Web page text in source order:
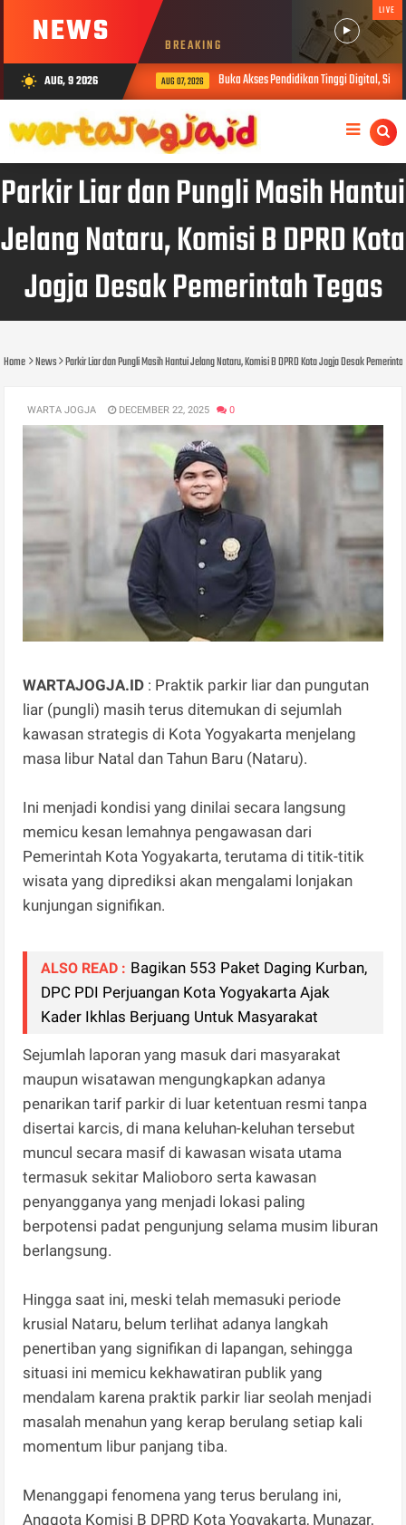
NEWS BREAKING
LIVE
wb_sunny AUG, 9 2026 AUG 07, 2026 Buka Akses Pendidikan Tinggi Digital,
Parkir Liar dan Pungli Masih Hantui
Jelang Nataru, Komisi B DPRD Kota
Jogja Desak Pemerintah Tegas
Home News Parkir Liar dan Pungli Masih Hantui Jelang Nataru, Komisi B DPRD Kota Jogja Desak
WARTA JOGJA DECEMBER 22, 2025 0
WARTAJOGJA.ID : Praktik parkir liar dan pungutan
liar (pungli) masih terus ditemukan di sejumlah
kawasan strategis di Kota Yogyakarta menjelang
masa libur Natal dan Tahun Baru (Nataru).
Ini menjadi kondisi yang dinilai secara langsung
memicu kesan lemahnya pengawasan dari
Pemerintah Kota Yogyakarta, terutama di titik-titik
wisata yang diprediksi akan mengalami lonjakan
kunjungan signifikan.
ALSO READ : Bagikan 553 Paket Daging Kurban,
DPC PDI Perjuangan Kota Yogyakarta Ajak
Kader Ikhlas Berjuang Untuk Masyarakat
Sejumlah laporan yang masuk dari masyarakat
maupun wisatawan mengungkapkan adanya
penarikan tarif parkir di luar ketentuan resmi tanpa
disertai karcis, di mana keluhan-keluhan tersebut
muncul secara masif di kawasan wisata utama
termasuk sekitar Malioboro serta kawasan
penyangganya yang menjadi lokasi paling
berpotensi padat pengunjung selama musim liburan
berlangsung.
Hingga saat ini, meski telah memasuki periode
krusial Nataru, belum terlihat adanya langkah
penertiban yang signifikan di lapangan, sehingga
situasi ini memicu kekhawatiran publik yang
mendalam karena praktik parkir liar seolah menjadi
masalah menahun yang kerap berulang setiap kali
momentum libur panjang tiba.
Menanggapi fenomena yang terus berulang ini,
Anggota Komisi B DPRD Kota Yogyakarta, Munazar,